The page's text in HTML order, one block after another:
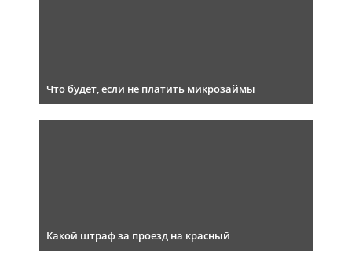
Что будет, если не платить микрозаймы
Какой штраф за проезд на красный